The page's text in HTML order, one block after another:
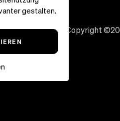
gestalten.
Copyright